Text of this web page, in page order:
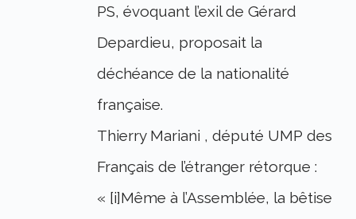
PS, évoquant l’exil de Gérard
Depardieu, proposait la
déchéance de la nationalité
française.
Thierry Mariani , député UMP des
Français de l’étranger rétorque :
« [i]Même à l’Assemblée, la bêtise